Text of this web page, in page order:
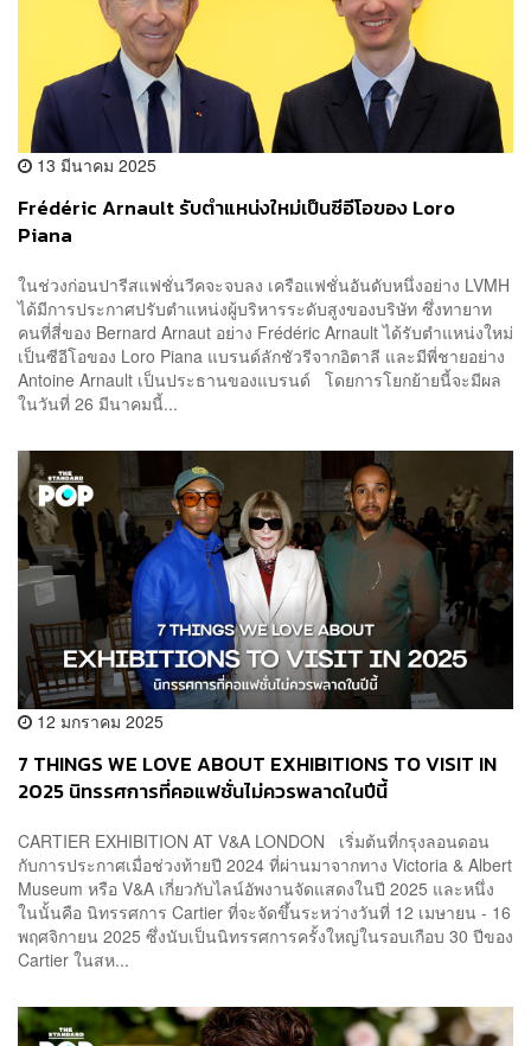
13 มีนาคม 2025
Frédéric Arnault รับตำแหน่งใหม่เป็นซีอีโอของ Loro
Piana
ในช่วงก่อนปารีสแฟชั่นวีคจะจบลง เครือแฟชั่นอันดับหนึ่งอย่าง LVMH
ได้มีการประกาศปรับตำแหน่งผู้บริหารระดับสูงของบริษัท ซึ่งทายาท
คนที่สี่ของ Bernard Arnaut อย่าง Frédéric Arnault ได้รับตำแหน่งใหม่
เป็นซีอีโอของ Loro Piana แบรนด์ลักชัวรีจากอิตาลี และมีพี่ชายอย่าง
Antoine Arnault เป็นประธานของแบรนด์ โดยการโยกย้ายนี้จะมีผล
ในวันที่ 26 มีนาคมนี้...
12 มกราคม 2025
7 THINGS WE LOVE ABOUT EXHIBITIONS TO VISIT IN
2025 นิทรรศการที่คอแฟชั่นไม่ควรพลาดในปีนี้
CARTIER EXHIBITION AT V&A LONDON เริ่มต้นที่กรุงลอนดอน
กับการประกาศเมื่อช่วงท้ายปี 2024 ที่ผ่านมาจากทาง Victoria & Albert
Museum หรือ V&A เกี่ยวกับไลน์อัพงานจัดแสดงในปี 2025 และหนึ่ง
ในนั้นคือ นิทรรศการ Cartier ที่จะจัดขึ้นระหว่างวันที่ 12 เมษายน - 16
พฤศจิกายน 2025 ซึ่งนับเป็นนิทรรศการครั้งใหญ่ในรอบเกือบ 30 ปีของ
Cartier ในสห...